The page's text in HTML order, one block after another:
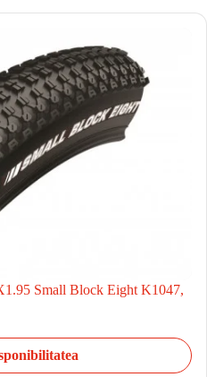
Small Block Eight K1047,